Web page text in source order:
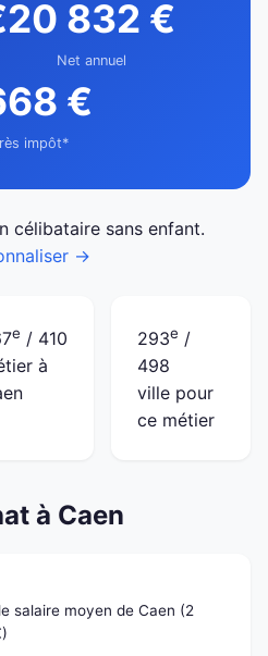
20 832 €
Net annuel
€
impôt*
célibataire sans enfant.
→
e / 410
à
293e /
498
ville pour
ce métier
à Caen
le salaire moyen de Caen (2